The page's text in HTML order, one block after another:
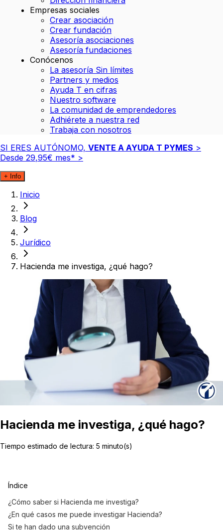
Empresas sociales
Crear asociación
Crear fundación
Asesoría asociaciones
Asesoría fundaciones
Conócenos
La asesoría Sin límites
Partners y medios
Ayuda T en cifras
Nuestro software
La comunidad de emprendedores
Adhiérete a nuestra red
Trabaja con nosotros
SI ERES AUTÓNOMO, VENTE A AYUDA T PYMES >
Desde 29,95€ mes* >
+ Info
Inicio
Blog
Jurídico
Hacienda me investiga, ¿qué hago?
Hacienda me investiga, ¿qué hago?
Tiempo estimado de lectura: 5 minuto(s)
Índice
¿Cómo saber si Hacienda me investiga?
¿En qué casos me puede investigar Hacienda?
Si te han dado una subvención